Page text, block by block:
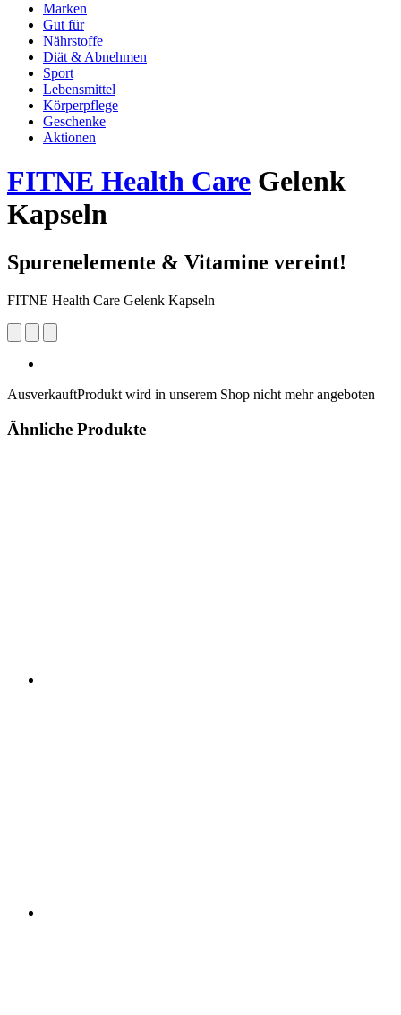
Marken
Gut für
Nährstoffe
Diät & Abnehmen
Sport
Lebensmittel
Körperpflege
Geschenke
Aktionen
FITNE Health Care Gelenk
Kapseln
Spurenelemente & Vitamine vereint!
FITNE Health Care Gelenk Kapseln
AusverkauftProdukt wird in unserem Shop nicht mehr angeboten
Ähnliche Produkte